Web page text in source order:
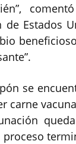
Estados
se
carne